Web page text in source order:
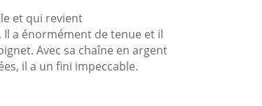
et qui revient
a énormément de tenue et il
Avec sa chaîne en argent
il a un fini impeccable.